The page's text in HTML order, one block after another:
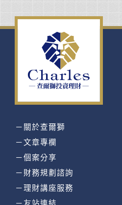
－關於查爾獅
－文章專欄
－個案分享
－財務規劃諮詢
－理財講座服務